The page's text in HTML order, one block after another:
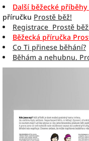
Další běžecké příběhy
příručku Prostě běž!
Registrace Prostě
Běžecká příručka
Co Ti přinese běhání?
Běhám a nehubnu.